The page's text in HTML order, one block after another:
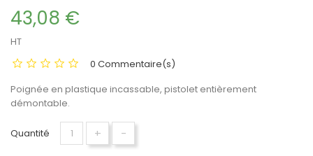
43,08 €
HT
0 Commentaire(s)
Poignée en plastique incassable, pistolet entièrement
démontable.
Quantité + -